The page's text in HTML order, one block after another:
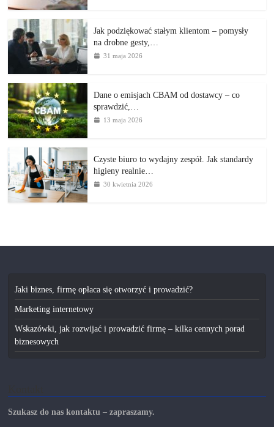
Jak podziękować stałym klientom – pomysły
na drobne gesty,…
31 maja 2026
Dane o emisjach CBAM od dostawcy – co
sprawdzić,…
13 maja 2026
Czyste biuro to wydajny zespół. Jak standardy
higieny realnie…
30 kwietnia 2026
Jaki biznes, firmę opłaca się otworzyć i prowadzić?
Marketing internetowy
Wskazówki, jak rozwijać i prowadzić firmę – kilka cennych porad
biznesowych
Szukasz do nas kontaktu – zapraszamy.